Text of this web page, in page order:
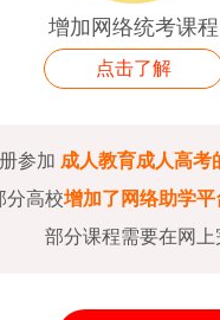
增加网络统考课程
点击了解
参加 成人教育成人高考
分高校增加了网络助学平
部分课程需要在网